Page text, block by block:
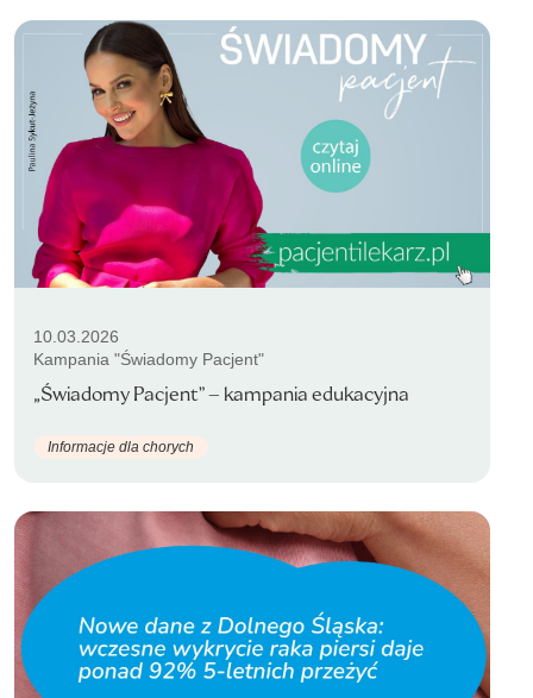
10.03.2026
Kampania "Świadomy Pacjent"
„Świadomy Pacjent” – kampania edukacyjna
Informacje dla chorych